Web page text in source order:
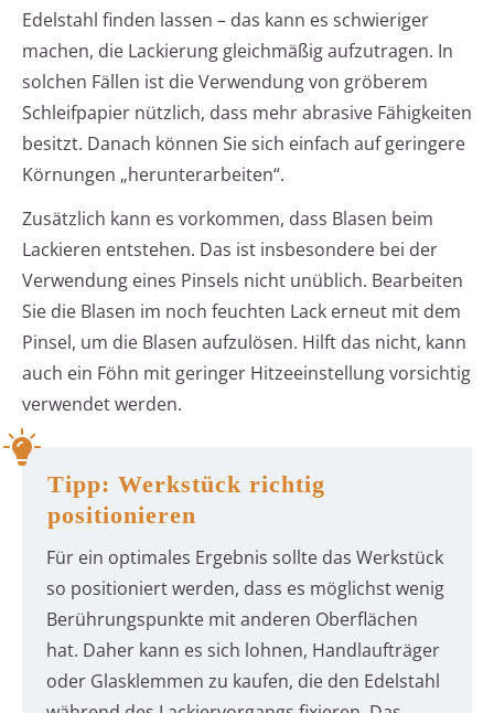
Edelstahl finden lassen – das kann es schwieriger
machen, die Lackierung gleichmäßig aufzutragen. In
solchen Fällen ist die Verwendung von gröberem
Schleifpapier nützlich, dass mehr abrasive Fähigkeiten
besitzt. Danach können Sie sich einfach auf geringere
Körnungen „herunterarbeiten“.
Zusätzlich kann es vorkommen, dass Blasen beim
Lackieren entstehen. Das ist insbesondere bei der
Verwendung eines Pinsels nicht unüblich. Bearbeiten
Sie die Blasen im noch feuchten Lack erneut mit dem
Pinsel, um die Blasen aufzulösen. Hilft das nicht, kann
auch ein Föhn mit geringer Hitzeeinstellung vorsichtig
verwendet werden.
Tipp: Werkstück richtig
positionieren
Für ein optimales Ergebnis sollte das Werkstück
so positioniert werden, dass es möglichst wenig
Berührungspunkte mit anderen Oberflächen
hat. Daher kann es sich lohnen, Handlaufträger
oder Glasklemmen zu kaufen, die den Edelstahl